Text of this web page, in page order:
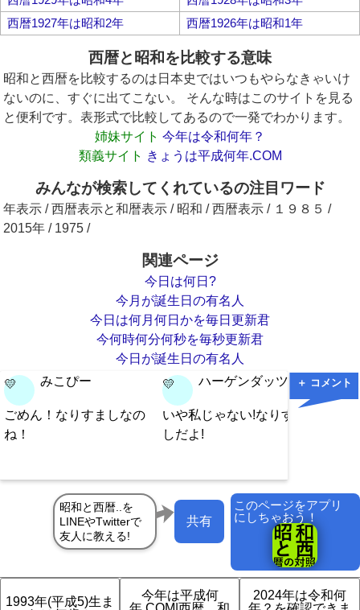
西暦1927年は昭和2年
西暦1926年は昭和1年
西暦と昭和を比較する意味
昭和と西暦を比較するのは日本史ではいつもやらなきゃいけ
ないのに、すぐに出てこない。 そんな時はこのサイトを見る
と便利です。表形式で比較してあるので一発でわかります。
姉妹サイト 今年は令和何年？
類義サイト きょうは平成何年.COM
みんなが検索してくれているの注目ワード
年表示 / 西暦表示と和暦表示 / 昭和 / 西暦表示 / １９８５ /
2015年 / 1975 /
関連ページ
今日は何日?
今月が誕生日の有名人
今日は何月何日かを毎日更新君
今何時何分何秒を毎秒更新君
今日が誕生日の有名人
＋ コメント
💛 みこぴー
ごめん！なりすましなの
ね！
💛 ハーゲンダッツ
いや私じゃない!なりすま
しだよ!
💛
このページをアプリ
にしちゃおう！
共有
1993年(平成5)生ま
今年は平成何
2024年は令和何